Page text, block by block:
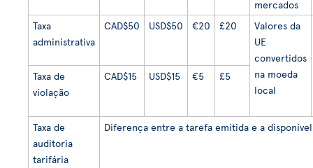
mercados
Taxa
administrativa
CAD$50 USD$50 €20 £20
Valores da
UE
convertidos
na moeda
local
Taxa de
violação
CAD$15 USD$15 €5 £5
Taxa de
auditoria
tarifária
Diferença entre a tarefa emitida e a disponível